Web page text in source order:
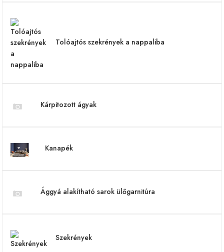
Tolóajtós szekrények a nappaliba
Kárpitozott ágyak
Kanapék
Ággyá alakítható sarok ülőgarnitúra
Szekrények